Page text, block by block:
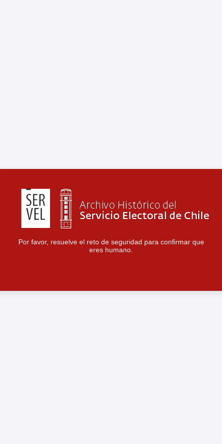
Por favor, resuelve el reto de seguridad para confirmar que
eres humano.